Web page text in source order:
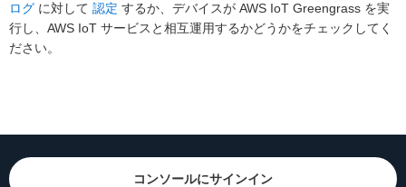
ログ に対して 認定 するか、デバイスが AWS IoT Greengrass を実
行し、AWS IoT サービスと相互運用するかどうかをチェックしてく
ださい。
コンソールにサインイン